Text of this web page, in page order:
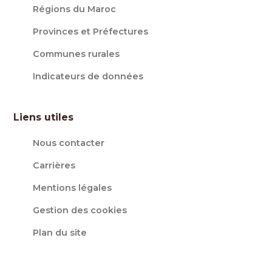
Régions du Maroc
Provinces et Préfectures
Communes rurales
Indicateurs de données
Liens utiles
Nous contacter
Carrières
Mentions légales
Gestion des cookies
Plan du site